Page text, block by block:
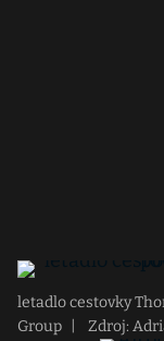
letadlo cestovky
Group
Zdroj: